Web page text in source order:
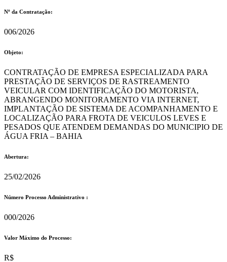
Nº da Contratação:
006/2026
Objeto:
CONTRATAÇÃO DE EMPRESA ESPECIALIZADA PARA
PRESTAÇÃO DE SERVIÇOS DE RASTREAMENTO
VEICULAR COM IDENTIFICAÇÃO DO MOTORISTA,
ABRANGENDO MONITORAMENTO VIA INTERNET,
IMPLANTAÇÃO DE SISTEMA DE ACOMPANHAMENTO E
LOCALIZAÇÃO PARA FROTA DE VEICULOS LEVES E
PESADOS QUE ATENDEM DEMANDAS DO MUNICIPIO DE
ÁGUA FRIA – BAHIA
Abertura:
25/02/2026
Número Processo Administrativo :
000/2026
Valor Máximo do Processo: ​
R$